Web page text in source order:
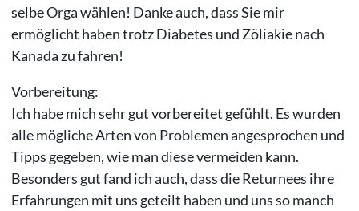
selbe Orga wählen! Danke auch, dass Sie mir
ermöglicht haben trotz Diabetes und Zöliakie nach
Kanada zu fahren!
Vorbereitung:
Ich habe mich sehr gut vorbereitet gefühlt. Es wurden
alle mögliche Arten von Problemen angesprochen und
Tipps gegeben, wie man diese vermeiden kann.
Besonders gut fand ich auch, dass die Returnees ihre
Erfahrungen mit uns geteilt haben und uns so manch